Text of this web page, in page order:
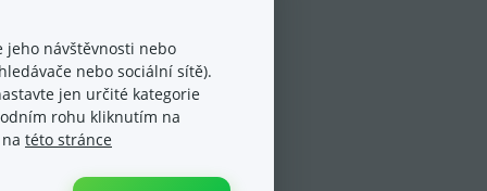
jeho návštěvnosti nebo
nebo sociální sítě).
jen určité kategorie
rohu kliknutím na
této stránce